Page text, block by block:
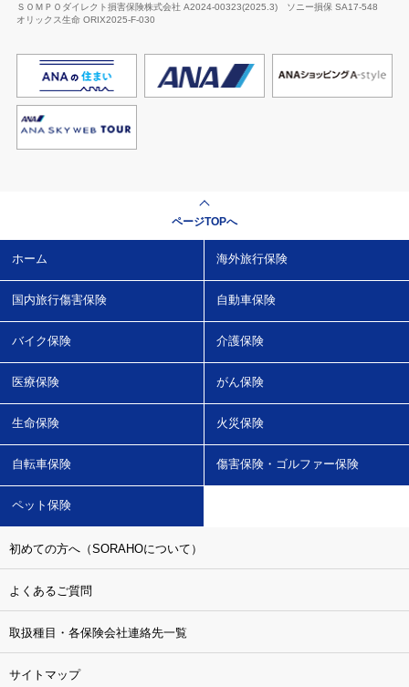
ＳＯＭＰＯダイレクト損害保険株式会社 A2024-00323(2025.3)
ソニー損保 SA17-548
オリックス生命 ORIX2025-F-030
ページTOPへ
ホーム 海外旅行保険
国内旅行傷害保険 自動車保険
バイク保険 介護保険
医療保険 がん保険
生命保険 火災保険
自転車保険 傷害保険・ゴルファー保険
ペット保険
初めての方へ（SORAHOについて）
よくあるご質問
取扱種目・各保険会社連絡先一覧
サイトマップ